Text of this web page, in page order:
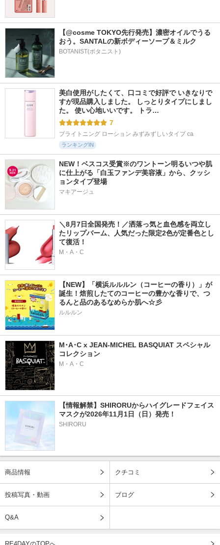
【@cosme TOKYO先行発売】濃密オイルでうる
おう。SANTALの新ボディーソープ＆ミルク
BOTANIST(ボタニスト)
美白使用がしたくて、口コミで好評で いきなりで
すが現品購入しました。 しっとりタイプにしまし
た。 使い心地いいです。 トラ…
7
ブライトニング ローション みずみずしいタイプ ca
ランキングIN
NEW！ベスコス受賞※のワントーン明るいつや肌
に仕上がる「白玉ファンデ美容液」から、クッシ
ョンタイプ登場
マキアージュ
＼8月7日全国発売！／洒落っ気と血色感を両立し
たリップバーム、人気だった限定2色が定番色とし
て復活！
M・A・C
【NEW】「横浜ルルルン（コーヒーの香り）」が
誕生！焙煎したてのコーヒーの豊かな香りで、つ
るんと品のあるなめらか肌へ☆彡
ルルルン
M･A･C x JEAN-MICHEL BASQUIAT スペシャル
コレクション
M・A・C
【情報解禁】SHIRORUからハイグレードフェイス
マスクが2026年11月1日（日）発売！
SHIRORU
商品情報 クチコミ
投稿写真・動画 ブログ
Q&A